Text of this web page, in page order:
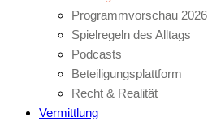
Programmvorschau 2026
Spielregeln des Alltags
Podcasts
Beteiligungsplattform
Recht & Realität
Vermittlung